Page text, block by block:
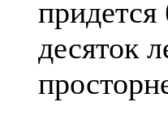
десяток